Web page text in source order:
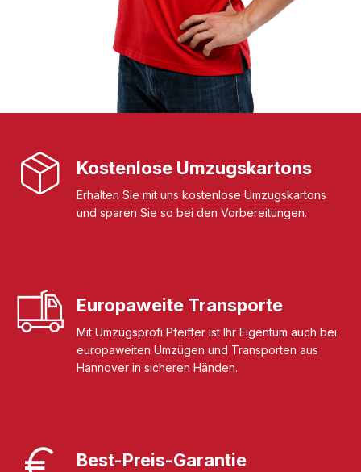
Kostenlose Umzugskartons
Erhalten Sie mit uns kostenlose Umzugskartons
und sparen Sie so bei den Vorbereitungen.
Europaweite Transporte
Mit Umzugsprofi Pfeiffer ist Ihr Eigentum auch bei
europaweiten Umzügen und Transporten aus
Hannover in sicheren Händen.
Best-Preis-Garantie